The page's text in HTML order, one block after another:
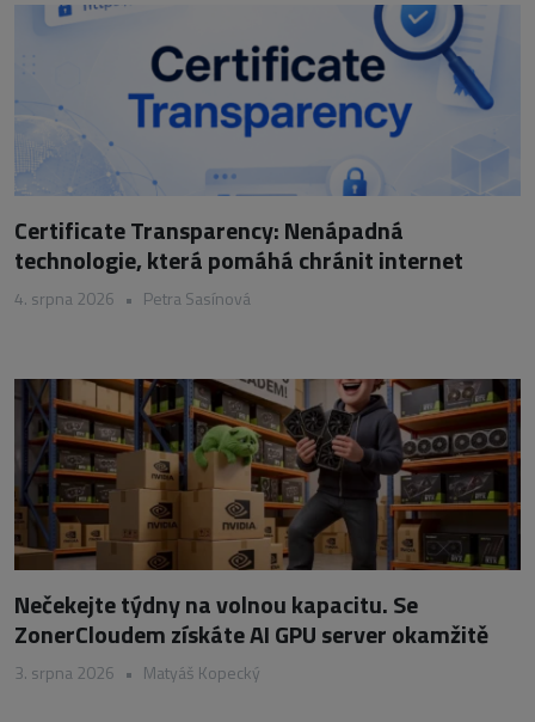
Certificate Transparency: Nenápadná
technologie, která pomáhá chránit internet
4. srpna 2026 • Petra Sasínová
Nečekejte týdny na volnou kapacitu. Se
ZonerCloudem získáte AI GPU server okamžitě
3. srpna 2026 • Matyáš Kopecký